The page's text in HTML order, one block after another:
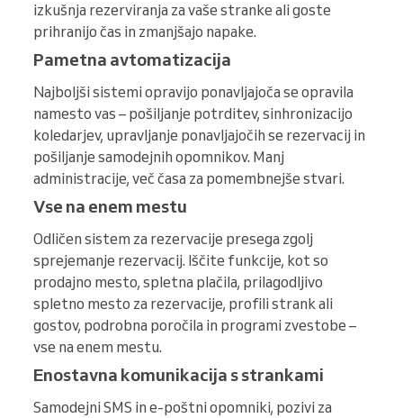
izkušnja rezerviranja za vaše stranke ali goste
prihranijo čas in zmanjšajo napake.
Pametna avtomatizacija
Najboljši sistemi opravijo ponavljajoča se opravila
namesto vas – pošiljanje potrditev, sinhronizacijo
koledarjev, upravljanje ponavljajočih se rezervacij in
pošiljanje samodejnih opomnikov. Manj
administracije, več časa za pomembnejše stvari.
Vse na enem mestu
Odličen sistem za rezervacije presega zgolj
sprejemanje rezervacij. Iščite funkcije, kot so
prodajno mesto, spletna plačila, prilagodljivo
spletno mesto za rezervacije, profili strank ali
gostov, podrobna poročila in programi zvestobe –
vse na enem mestu.
Enostavna komunikacija s strankami
Samodejni SMS in e-poštni opomniki, pozivi za